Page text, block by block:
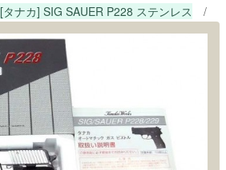
[タナカ] SIG SAUER P228 ステンレス